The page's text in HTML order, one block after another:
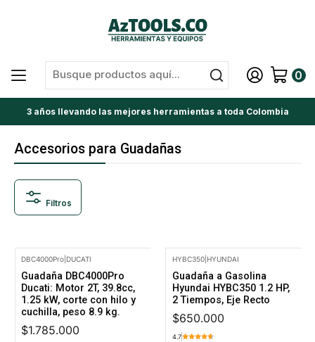
0
3 años llevando las mejores herramientas a toda Colombia
Accesorios para Guadañas
Filtros
DBC4000Pro DUCATI
Guadaña DBC4000Pro
Ducati: Motor 2T, 39.8cc,
1.25 kW, corte con hilo y
cuchilla, peso 8.9 kg.
$1.785.000
HYBC350| HYUNDAI
Guadaña a Gasolina
Hyundai HYBC350 1.2 HP,
2 Tiempos, Eje Recto
$650.000
4.7